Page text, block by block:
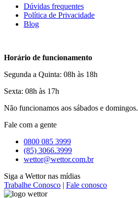
Dúvidas frequentes
Política de Privacidade
Blog
Horário de funcionamento
Segunda a Quinta: 08h às 18h
Sexta: 08h às 17h
Não funcionamos aos sábados e domingos.
Fale com a gente
0800 085 3999
(85) 3066.3999
wettor@wettor.com.br
Siga a Wettor nas mídias
Trabalhe Conosco | Fale conosco